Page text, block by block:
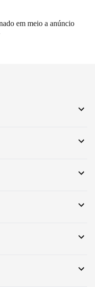
em meio a anúncio